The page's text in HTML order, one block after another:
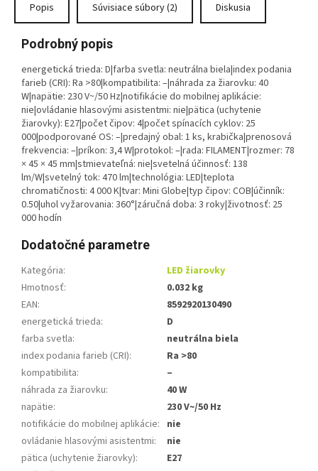
Popis Súvisiace súbory (2) Diskusia
Podrobný popis
energetická trieda: D|farba svetla: neutrálna biela|index podania
farieb (CRI): Ra >80|kompatibilita: –|náhrada za žiarovku: 40
W|napätie: 230 V~/50 Hz|notifikácie do mobilnej aplikácie:
nie|ovládanie hlasovými asistentmi: nie|pätica (uchytenie
žiarovky): E27|počet čipov: 4|počet spínacích cyklov: 25
000|podporované OS: –|predajný obal: 1 ks, krabička|prenosová
frekvencia: –|príkon: 3,4 W|protokol: –|rada: FILAMENT|rozmer: 78
× 45 × 45 mm|stmievateľná: nie|svetelná účinnosť: 138
lm/W|svetelný tok: 470 lm|technológia: LED|teplota
chromatičnosti: 4 000 K|tvar: Mini Globe|typ čipov: COB|účinník:
0.50|uhol vyžarovania: 360°|záručná doba: 3 roky|životnosť: 25
000 hodín
Dodatočné parametre
Kategória:
LED žiarovky
Hmotnosť:
0.032 kg
EAN:
8592920130490
energetická trieda:
D
farba svetla:
neutrálna biela
index podania farieb (CRI):
Ra >80
kompatibilita:
–
náhrada za žiarovku:
40 W
napätie:
230 V~/50 Hz
notifikácie do mobilnej aplikácie: nie
ovládanie hlasovými asistentmi:
nie
pätica (uchytenie žiarovky):
E27